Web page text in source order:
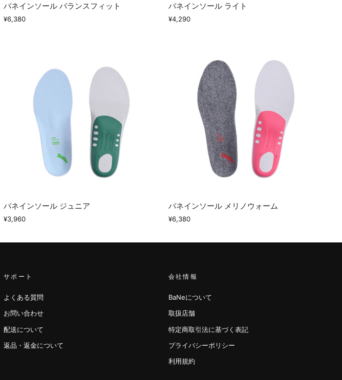
バネインソール バランスフィット
¥6,380
バネインソール ライト
¥4,290
バネインソール ジュニア
¥3,960
バネインソール メリノウォーム
¥6,380
サポート
よくある質問
お問い合わせ
配送について
返品・返金について
会社情報
BaNeについて
取扱店舗
特定商取引法に基づく表記
プライバシーポリシー
利用規約